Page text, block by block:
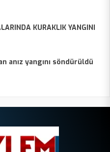
KURAKLIK YANGINI
anız yangını söndürüldü